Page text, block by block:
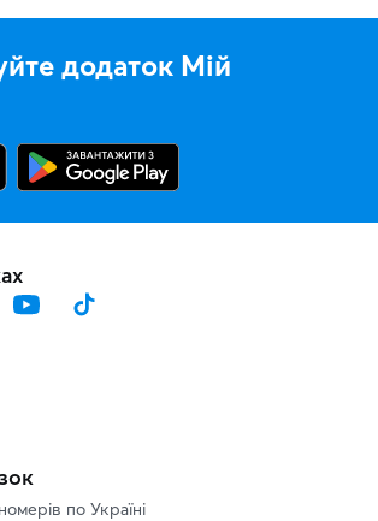
додаток Мій
по Україні